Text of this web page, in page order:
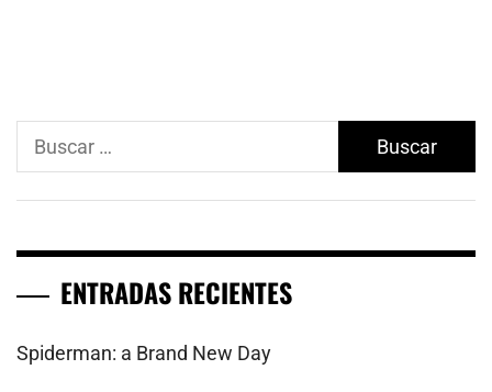
Buscar:
ENTRADAS RECIENTES
Spiderman: a Brand New Day